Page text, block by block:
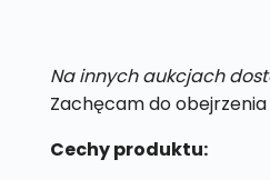
Na innych aukcjach
Zachęcam do
Cechy produktu: